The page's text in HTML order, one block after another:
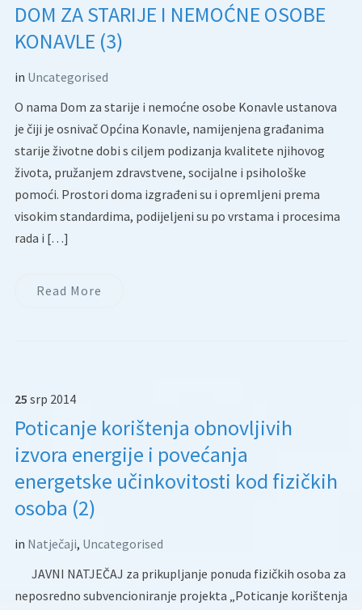
DOM ZA STARIJE I NEMOĆNE OSOBE
KONAVLE (3)
in Uncategorised
O nama Dom za starije i nemoćne osobe Konavle ustanova
je čiji je osnivač Općina Konavle, namijenjena građanima
starije životne dobi s ciljem podizanja kvalitete njihovog
života, pružanjem zdravstvene, socijalne i psihološke
pomoći. Prostori doma izgrađeni su i opremljeni prema
visokim standardima, podijeljeni su po vrstama i procesima
rada i […]
Read More
25 srp 2014
Poticanje korištenja obnovljivih
izvora energije i povećanja
energetske učinkovitosti kod fizičkih
osoba (2)
in Natječaji, Uncategorised
JAVNI NATJEČAJ za prikupljanje ponuda fizičkih osoba za
neposredno subvencioniranje projekta „Poticanje korištenja